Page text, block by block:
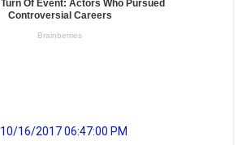
10/16/2017 06:47:00 PM